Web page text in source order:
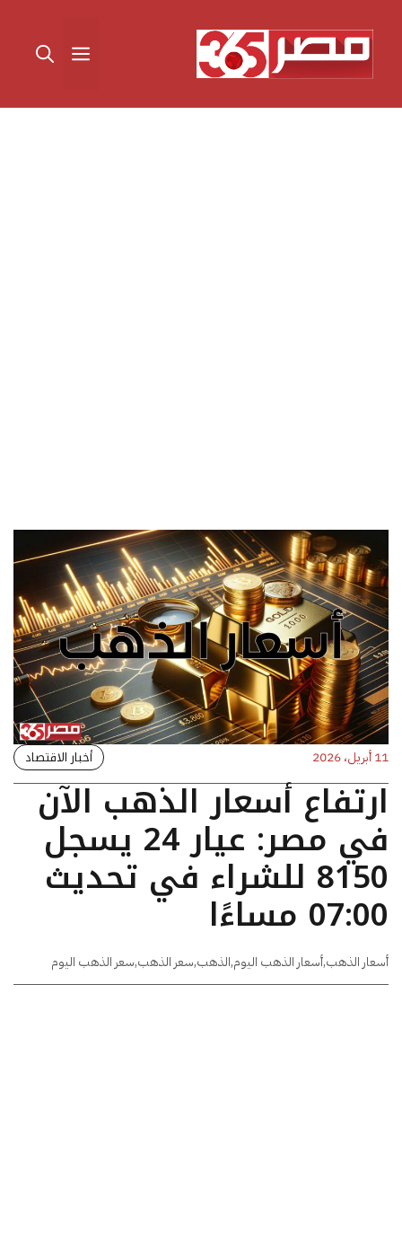
المحتوى القائمة
11 أبريل، 2026 أخبار الاقتصاد
ارتفاع أسعار الذهب الآن
في مصر: عيار 24 يسجل
8150 للشراء في تحديث
07:00 مساءًا
أسعار الذهب,أسعار الذهب اليوم,الذهب,سعر الذهب,سعر الذهب اليوم